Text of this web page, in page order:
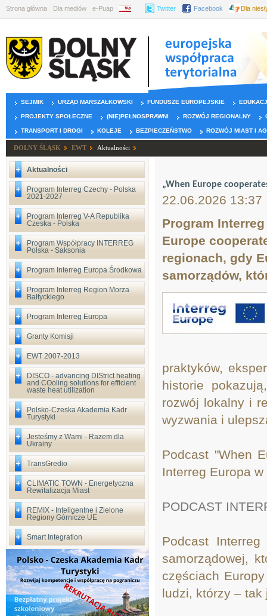
Strona główna Dla mediów e-Puap BIP Twitter Facebook Dla
SEJMIK URZĄD MARSZAŁKOWSKI FUNDUSZE EUROPEJSKIE
PROJEKTY SPOŁECZNE (NIE)PEŁNOSPRAWNI ROZWÓJ REGIONALNY
TRANSPORT I DROGI KOLEJE BEZPIECZEŃSTWO ROZWÓJ MIAST I
DOLNY ŚLĄSK EWT Aktualności
Aktualności
Program Interreg Czechy - Polska
2021-2027
Program Interreg V-A Republika
Czeska - Polska
Program Współpracy INTERREG
Polska - Saksonia
Program Interreg Europa Środkowa
Program Interreg Region Morza
Bałtyckiego
Program Interreg Europa
Granty Komisji
EWT 2007-2013
DISCO - advancing DIStrict heating
and COoling solutions for efficient
waste heat utilization
Polsko-Czeska Akademia Kadr
Turystyki
Jesteśmy z Wami - Razem dla
Ukrainy
TransGredio
CLIMATIC TOWN - Energetyczna
Rewitalizacja Miast
REMIX - Inteligentne i Zielone
Regiony Górnicze UE
Smart Integration
„When Europe
22.06.2026 13:37
Program
Europe
regionach, gdy
samorządów,
praktyków,
historie
rozwój lokalny i
wyzwania i
Podcast "When
Interreg Europa
PODCAST
Podcast
samorządowej,
częściach
ludzi, którzy –